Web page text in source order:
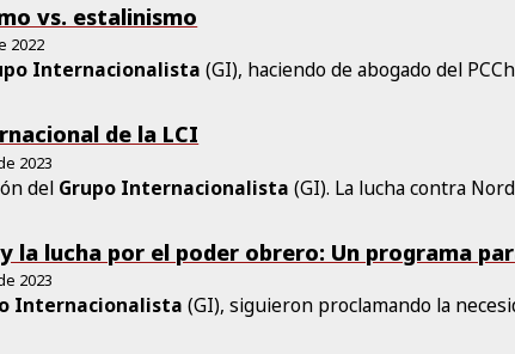
vs. estalinismo
2022
Internacionalista (GI), haciendo de abogado del PCCh
de la LCI
2023
del Grupo Internacionalista (GI). La lucha contra
y la lucha por el poder obrero: Un programa
2023
Internacionalista (GI), siguieron proclamando la